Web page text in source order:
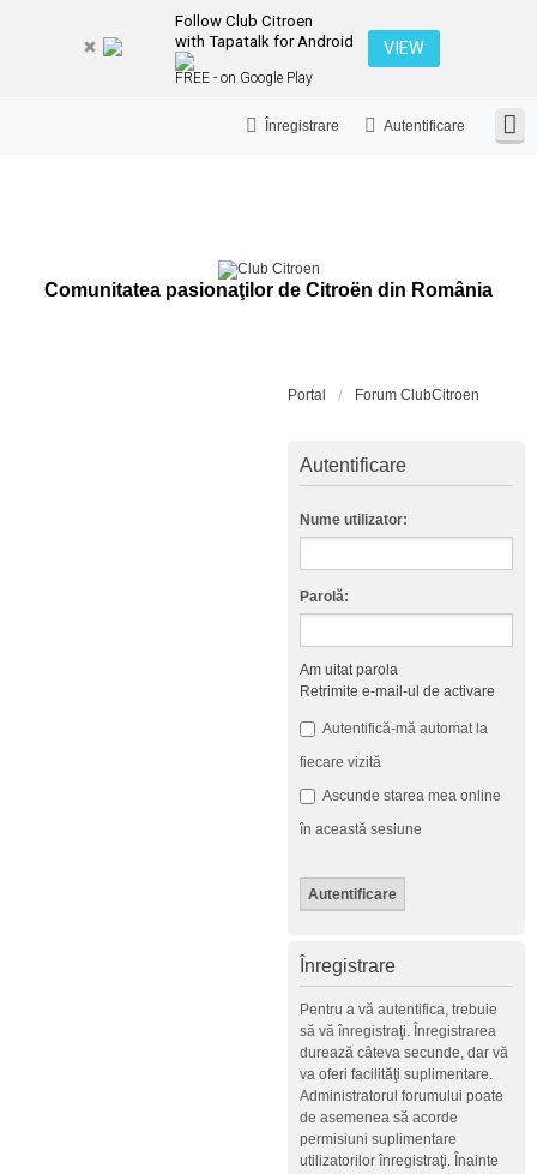
Follow Club Citroen
with Tapatalk for Android
FREE - on Google Play
VIEW
Autentificare
Înregistrare
Comunitatea pasionaţilor de Citroën din România
Portal Forum ClubCitroen
Autentificare
Nume utilizator:
Parolă:
Am uitat parola
Retrimite e-mail-ul de activare
Autentifică-mă automat la
fiecare vizită
Ascunde starea mea online
în această sesiune
Înregistrare
Pentru a vă autentifica, trebuie
să vă înregistraţi. Înregistrarea
durează câteva secunde, dar vă
va oferi facilităţi suplimentare.
Administratorul forumului poate
de asemenea să acorde
permisiuni suplimentare
utilizatorilor înregistraţi. Înainte